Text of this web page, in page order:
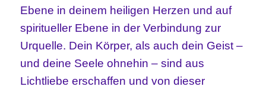
Ebene in deinem heiligen Herzen und auf
spiritueller Ebene in der Verbindung zur
Urquelle. Dein Körper, als auch dein Geist –
und deine Seele ohnehin – sind aus
Lichtliebe erschaffen und von dieser